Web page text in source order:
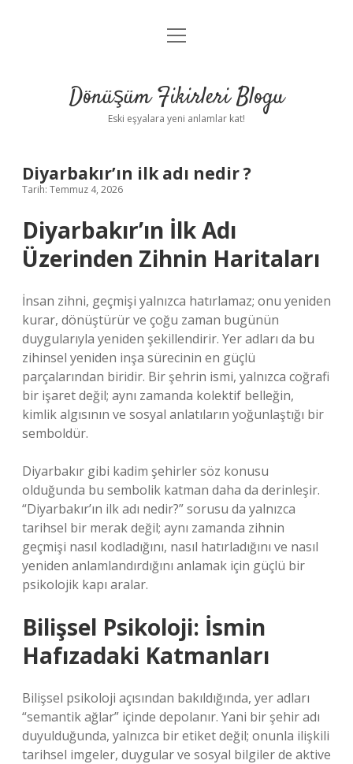
Anasayfa
Yasal Uyarı
menüyü
Dönüşüm Fikirleri Blogu
Eski eşyalara yeni anlamlar kat!
Diyarbakır’ın ilk adı nedir ?
Tarih: Temmuz 4, 2026
Diyarbakır’ın İlk Adı
Üzerinden Zihnin Haritaları
İnsan zihni, geçmişi yalnızca hatırlamaz; onu yeniden
kurar, dönüştürür ve çoğu zaman bugünün
duygularıyla yeniden şekillendirir. Yer adları da bu
zihinsel yeniden inşa sürecinin en güçlü
parçalarından biridir. Bir şehrin ismi, yalnızca coğrafi
bir işaret değil; aynı zamanda kolektif belleğin,
kimlik algısının ve sosyal anlatıların yoğunlaştığı bir
semboldür.
Diyarbakır gibi kadim şehirler söz konusu
olduğunda bu sembolik katman daha da derinleşir.
“Diyarbakır’ın ilk adı nedir?” sorusu da yalnızca
tarihsel bir merak değil; aynı zamanda zihnin
geçmişi nasıl kodladığını, nasıl hatırladığını ve nasıl
yeniden anlamlandırdığını anlamak için güçlü bir
psikolojik kapı aralar.
Bilişsel Psikoloji: İsmin
Hafızadaki Katmanları
Bilişsel psikoloji açısından bakıldığında, yer adları
“semantik ağlar” içinde depolanır. Yani bir şehir adı
duyulduğunda, yalnızca bir etiket değil; onunla ilişkili
tarihsel imgeler, duygular ve sosyal bilgiler de aktive